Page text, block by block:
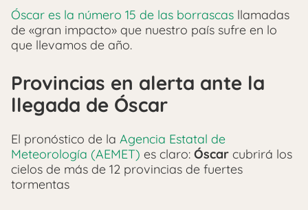
Óscar es la número 15 de las borrascas llamadas
de «gran impacto» que nuestro país sufre en lo
que llevamos de año.
Provincias en alerta ante la
llegada de Óscar
El pronóstico de la Agencia Estatal de
Meteorología (AEMET) es claro: Óscar cubrirá los
cielos de más de 12 provincias de fuertes
tormentas